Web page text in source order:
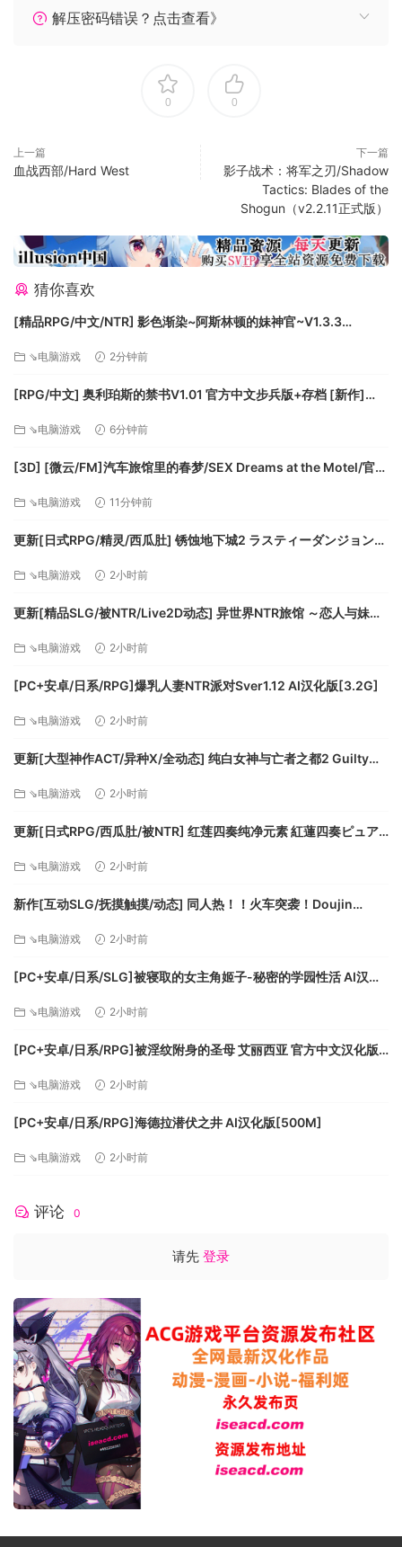
提升奸商金币产出
删除了牧师特有装备 药罐
这是一款集roguelike、探险、自走棋、回合制、策略等内容于
一体的游戏。
探险
师、奸商、收购商等。
每一种地块对应不同功能，玩家需要根据自身目前状况来做出
未雨绸缪，提前思考后面几步会帮助你达到最大收益。
战斗
业等。
三个或六个不同的同职业角色同时上阵并连接成为阵营，可触
发该阵营特有的职业技能。
此外，给不同的角色搭配合理的装备也是游戏的一大特色玩法
各角色、职业、装备间的不同配合往往会使得战斗阵容发生一
些奇妙的化学反应。
追击职业携带毒镖、黄金手斧等，可打破普攻只能打一个人的
法师职业携带巫师法杖、巫师扫帚等触发眩晕、连击的装备，
刺客职业携带高暴击率装备，可以突破敌方防线，彻底击垮敌
人后方
更多特殊玩法组合，留待各位自行探索
解压密码错误？点击查看》
0 0
上一篇
血战西部/Hard West
下一篇
影子战术：将军之刃/Shadow
Tactics: Blades of the
Shogun（v2.2.11正式版）
猜你喜欢
[精品RPG/中文/NTR] 影色渐染~阿斯林顿的妹神官~V1.3.3
[FM/7.5G/百度]
⇘电脑游戏 2分钟前
[RPG/中文] 奥利珀斯的禁书V1.01 官方中文步兵版+存档 [新作]
⇘电脑游戏 6分钟前
[3D] [微云/FM]汽车旅馆里的春梦/SEX Dreams at the Motel/官中
⇘电脑游戏 11分钟前
更新[日式RPG/精灵/西瓜肚] 锈蚀地下城2 ラスティーダンジョン2
⇘电脑游戏 2小时前
更新[精品SLG/被NTR/Live2D动态] 异世界NTR旅馆 ～恋人与妹妹
⇘电脑游戏 2小时前
[PC+安卓/日系/RPG]爆乳人妻NTR派对Sver1.12 AI汉化版[3.2G]
⇘电脑游戏 2小时前
更新[大型神作ACT/异种X/全动态] 纯白女神与亡者之都2 Guilty
⇘电脑游戏 2小时前
更新[日式RPG/西瓜肚/被NTR] 红莲四奏纯净元素 紅蓮四奏ピュア
⇘电脑游戏 2小时前
新作[互动SLG/抚摸触摸/动态] 同人热！！火车突袭！Doujin
⇘电脑游戏 2小时前
[PC+安卓/日系/SLG]被寝取的女主角姬子-秘密的学园性活 AI汉化
⇘电脑游戏 2小时前
[PC+安卓/日系/RPG]被淫纹附身的圣母 艾丽西亚 官方中文汉化版
⇘电脑游戏 2小时前
[PC+安卓/日系/RPG]海德拉潜伏之井 AI汉化版[500M]
⇘电脑游戏 2小时前
评论 0
请先 登录